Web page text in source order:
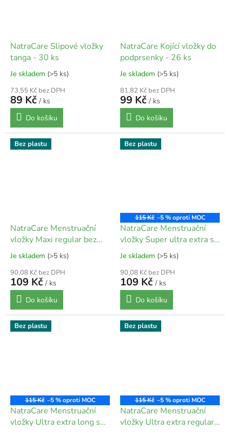
NatraCare Slipové vložky
tanga - 30 ks
Je skladem (>5 ks)
73,55 Kč bez DPH
89 Kč / ks
Do košíku
NatraCare Kojící vložky do
podprsenky - 26 ks
Je skladem (>5 ks)
81,82 Kč bez DPH
99 Kč / ks
Do košíku
Bez plastu
NatraCare Menstruační
vložky Maxi regular bez
křidélek 14 ks
Je skladem (>5 ks)
90,08 Kč bez DPH
109 Kč / ks
Do košíku
Bez plastu
115 Kč –5 %
NatraCare Menstruační
vložky Super ultra extra s
křidélky - 10 ks
Je skladem (>5 ks)
90,08 Kč bez DPH
109 Kč / ks
Do košíku
Bez plastu
115 Kč –5 %
NatraCare Menstruační
vložky Ultra extra long s
Bez plastu
115 Kč –5 %
NatraCare Menstruační
vložky Ultra extra regular